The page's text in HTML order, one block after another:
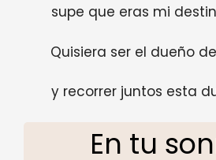
supe que eras mi
Quisiera ser el dueño
y recorrer juntos esta
En tu